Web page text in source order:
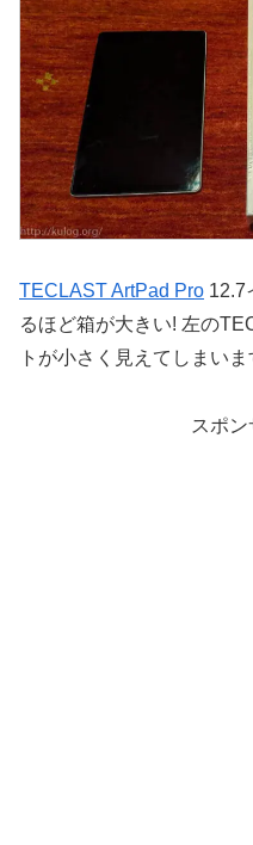
TECLAST ArtPad Pro 12.7
るほど箱が大きい! 左の
トが小さく見えてしまいま
スポン